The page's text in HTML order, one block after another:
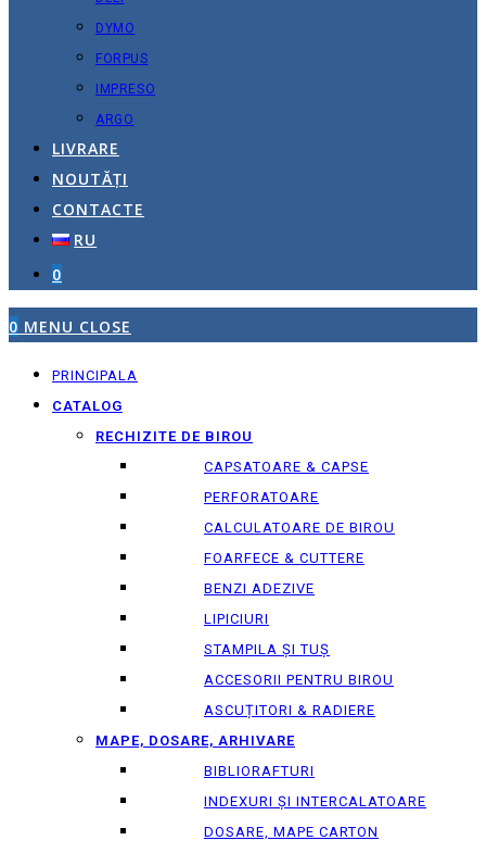
DYMO
FORPUS
IMPRESO
ARGO
LIVRARE
NOUTĂȚI
CONTACTE
RU
0
0 MENU CLOSE
PRINCIPALA
CATALOG
RECHIZITE DE BIROU
CAPSATOARE & CAPSE
PERFORATOARE
CALCULATOARE DE BIROU
FOARFECE & CUTTERE
BENZI ADEZIVE
LIPICIURI
STAMPILA ȘI TUȘ
ACCESORII PENTRU BIROU
ASCUȚITORI & RADIERE
MAPE, DOSARE, ARHIVARE
BIBLIORAFTURI
INDEXURI ȘI INTERCALATOARE
DOSARE, MAPE CARTON